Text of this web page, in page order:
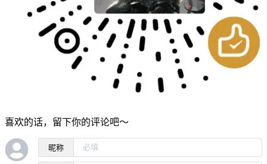
喜欢的话，留下你的评论吧～
昵称